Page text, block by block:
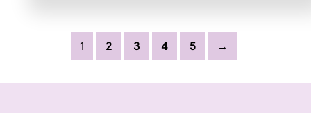
1 2 3 4 5 →